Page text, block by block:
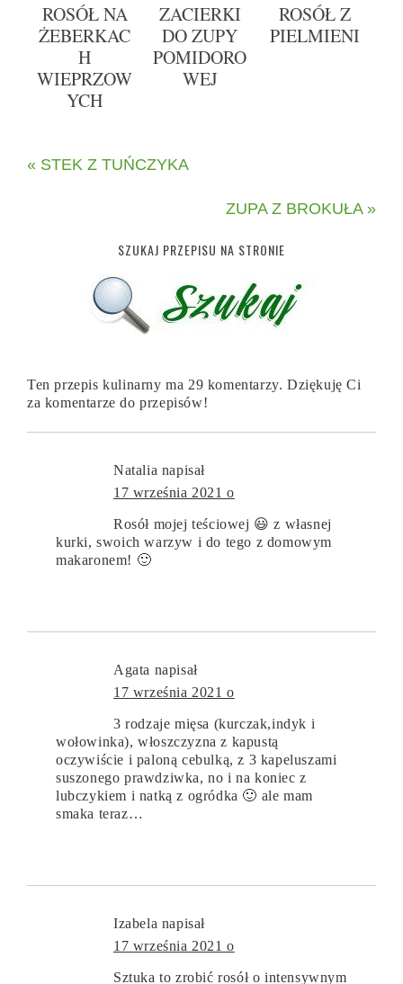
ROSÓŁ NA
ŻEBERKAC
H
WIEPRZOW
YCH
ZACIERKI
DO ZUPY
POMIDORO
WEJ
ROSÓŁ Z
PIELMIENI
« STEK Z TUŃCZYKA
ZUPA Z BROKUŁA »
SZUKAJ PRZEPISU NA STRONIE
Ten przepis kulinarny ma 29 komentarzy. Dziękuję Ci
za komentarze do przepisów!
Natalia napisał
17 września 2021 o
Rosół mojej teściowej 😃 z własnej
kurki, swoich warzyw i do tego z domowym
makaronem! 🙂
Agata napisał
17 września 2021 o
3 rodzaje mięsa (kurczak,indyk i
wołowinka), włoszczyzna z kapustą
oczywiście i paloną cebulką, z 3 kapeluszami
suszonego prawdziwka, no i na koniec z
lubczykiem i natką z ogródka 🙂 ale mam
smaka teraz…
Izabela napisał
17 września 2021 o
Sztuka to zrobić rosół o intensywnym